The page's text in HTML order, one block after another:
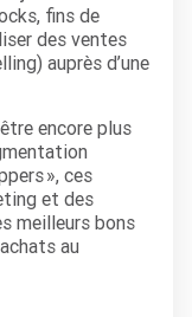
fins de
des ventes
auprès d’une
encore plus
», ces
et des
meilleurs bons
au